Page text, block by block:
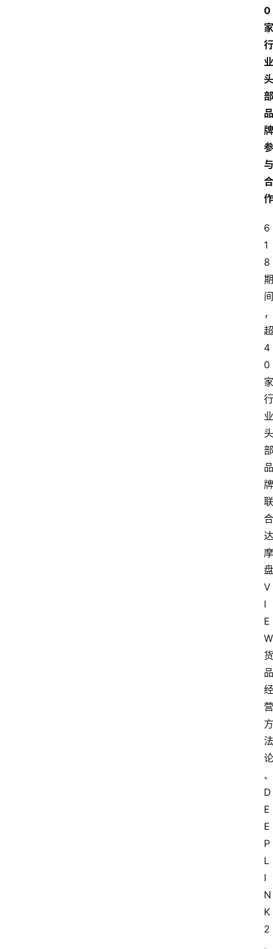
0
家
行
业
头
部
品
牌
参
与
合
作
6
1
8
期
间
，
超
4
0
家
行
业
头
部
品
牌
联
合
达
摩
盘
V
I
E
W
货
品
经
营
方
法
论
、
D
E
E
P
L
I
N
K
2
.